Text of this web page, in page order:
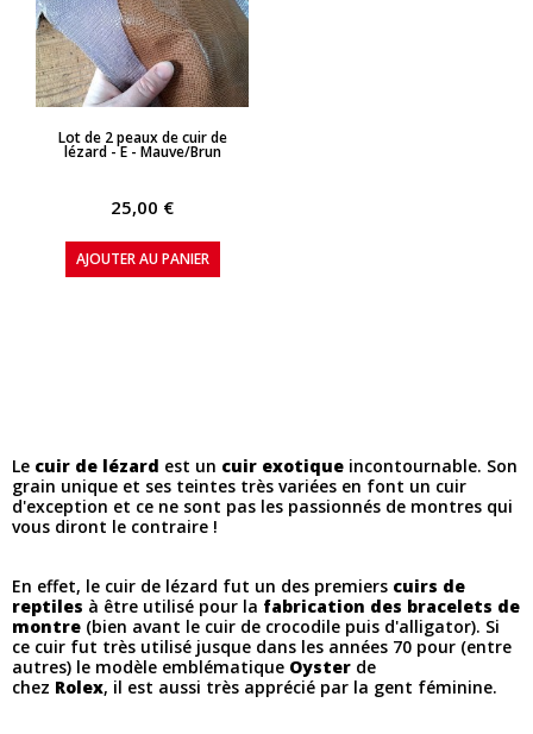
APERÇU RAPIDE
Lot de 2 peaux de cuir de
lézard - E - Mauve/Brun
25,00 €
AJOUTER AU PANIER
Le cuir de lézard est un cuir exotique incontournable. Son
grain unique et ses teintes très variées en font un cuir
d'exception et ce ne sont pas les passionnés de montres qui
vous diront le contraire !
En effet, le cuir de lézard fut un des premiers cuirs de
reptiles à être utilisé pour la fabrication des bracelets de
montre (bien avant le cuir de crocodile puis d'alligator). Si
ce cuir fut très utilisé jusque dans les années 70 pour (entre
autres) le modèle emblématique Oyster de
chez Rolex, il est aussi très apprécié par la gent féminine.